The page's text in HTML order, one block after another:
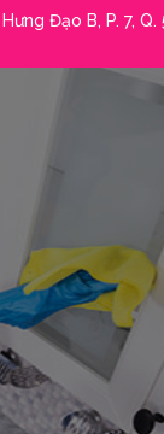
Đạo B, P. 7, Q.